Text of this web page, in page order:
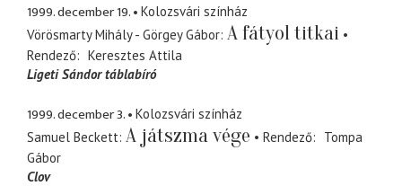
1999. december 19.
Kolozsvári színház
Vörösmarty Mihály - Görgey Gábor A fátyol titkai
Rendező
Keresztes Attila
Ligeti Sándor táblabíró
1999. december 3.
Kolozsvári színház
Samuel Beckett A játszma vége Rendező
Tompa
Gábor
Clov